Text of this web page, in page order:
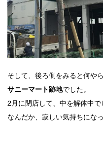
そして、後ろ側をみると何や
サニーマート跡地でした。
2月に閉店して、中を解体中
なんだか、寂しい気持ちにな